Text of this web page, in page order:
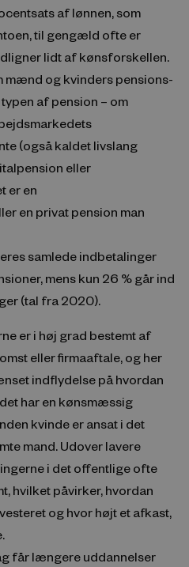
af lønnen, som
til gengæld ofte er
lidt af kønsforskellen.
mænd og kvinders pensions-
af pension – om
(også kaldet livslang
eller
er en
en privat pension man
samlede indbetalinger
mens kun 26 % går ind
(tal fra 2020).
er i høj grad bestemt af
eller firmaaftale, og her
indflydelse på hvordan
har en kønsmæssig
kvinde er ansat i det
mand. Udover lavere
i det offentlige ofte
hvilket påvirker, hvordan
og hvor højt et afkast,
får længere uddannelser